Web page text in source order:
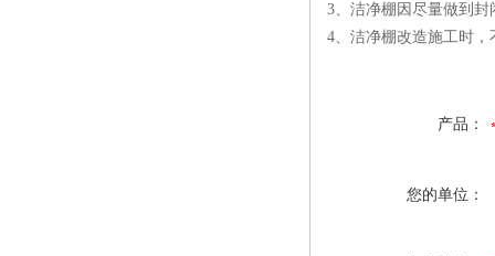
3、洁净棚因尽量做到
4、洁净棚改造施工时
产品：
您的单位：